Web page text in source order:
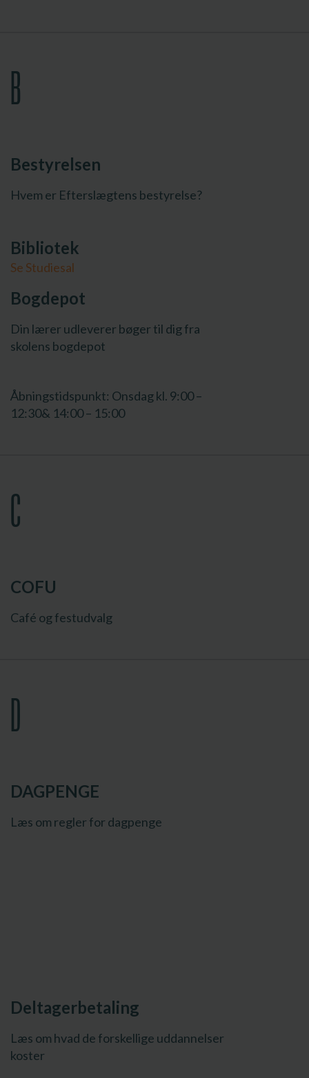
B
Bestyrelsen
Hvem er Efterslægtens bestyrelse?
Bibliotek
Se Studiesal
Bogdepot
Din lærer udleverer bøger til dig fra
skolens bogdepot
Åbningstidspunkt: Onsdag kl. 9:00 –
12:30& 14:00 – 15:00
C
COFU
Café og festudvalg
D
DAGPENGE
Læs om regler for dagpenge
Deltagerbetaling
Læs om hvad de forskellige uddannelser
koster